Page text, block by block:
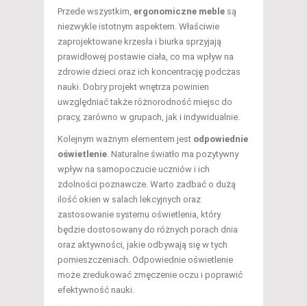
Przede wszystkim, ergonomiczne meble są
niezwykle istotnym aspektem. Właściwie
zaprojektowane krzesła i biurka sprzyjają
prawidłowej postawie ciała, co ma wpływ na
zdrowie dzieci oraz ich koncentrację podczas
nauki. Dobry projekt wnętrza powinien
uwzględniać także różnorodność miejsc do
pracy, zarówno w grupach, jak i indywidualnie.
Kolejnym ważnym elementem jest odpowiednie
oświetlenie. Naturalne światło ma pozytywny
wpływ na samopoczucie uczniów i ich
zdolności poznawcze. Warto zadbać o dużą
ilość okien w salach lekcyjnych oraz
zastosowanie systemu oświetlenia, który
będzie dostosowany do różnych porach dnia
oraz aktywności, jakie odbywają się w tych
pomieszczeniach. Odpowiednie oświetlenie
może zredukować zmęczenie oczu i poprawić
efektywność nauki.